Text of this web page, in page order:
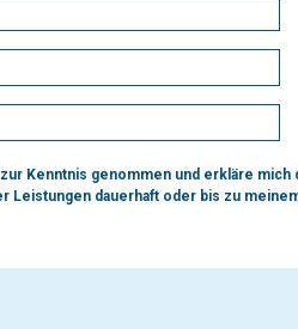
zur Kenntnis genommen und erkläre
Leistungen dauerhaft oder bis zu